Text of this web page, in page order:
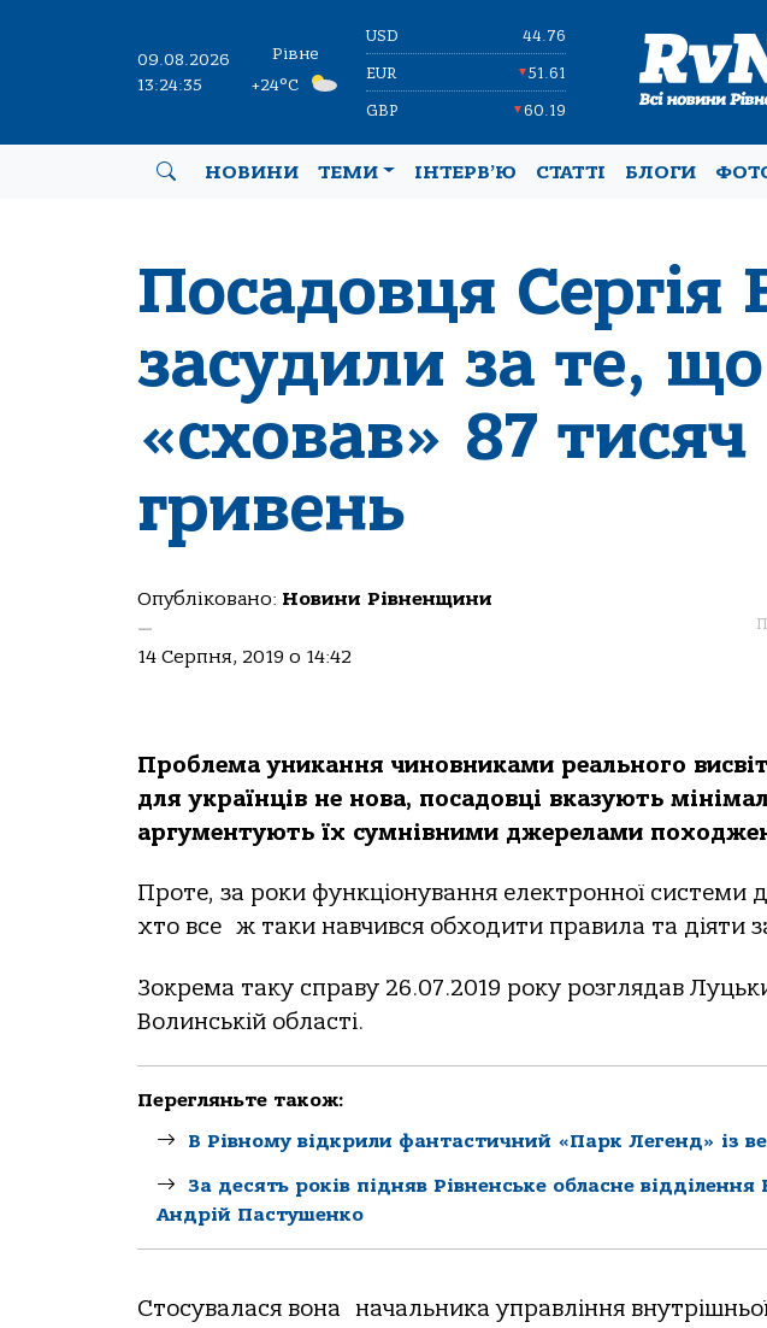
09.08.2026
13:24:36
Рівне
+24°C
USD 44.76
EUR ▼51.61
GBP ▼60.19
НОВИНИ ТЕМИ ІНТЕРВ’Ю СТАТТІ БЛОГИ
Посадовця Сергія
засудили за те, що
«сховав» 87 тисяч
гривень
Опубліковано: Новини Рівненщини
—
14 Серпня, 2019 о 14:42
Проблема уникання чиновниками реального
для українців не нова, посадовці вказують
аргументують їх сумнівними джерелами
Проте, за роки функціонування електронної системи
хто все ж таки навчився обходити правила та діяти
Зокрема таку справу 26.07.2019 року розглядав
Волинській області.
Перегляньте також:
В Рівному відкрили фантастичний «Парк Легенд» із
За десять років підняв Рівненське обласне
Андрій Пастушенко
Стосувалася вона начальника управління